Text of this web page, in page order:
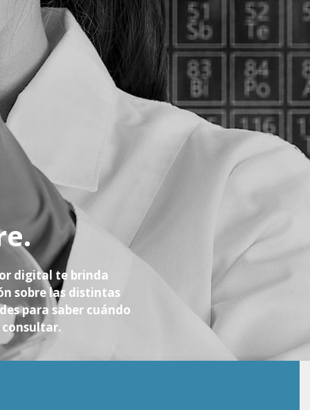
digital te brinda
sobre las distintas
para saber cuándo
consultar.